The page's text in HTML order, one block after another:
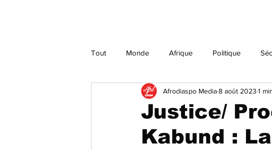
Tout Monde Afrique Politique
Justice Religion Histoire
Justice/
Kabund :
Afrodiaspo Media8 août 2023 1